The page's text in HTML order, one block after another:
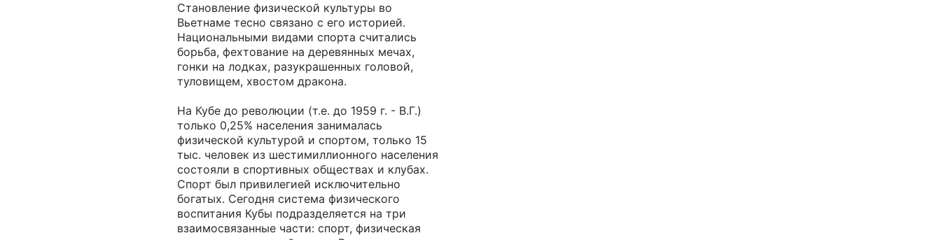
Становление физической культуры во
Вьетнаме тесно связано с его историей.
Национальными видами спорта считались
борьба, фехтование на деревянных мечах,
гонки на лодках, разукрашенных головой,
туловищем, хвостом дракона.
На Кубе до революции (т.е. до 1959 г. - В.Г.)
только 0,25% населения занималась
физической культурой и спортом, только 15
тыс. человек из шестимиллионного населения
состояли в спортивных обществах и клубах.
Спорт был привилегией исключительно
богатых. Сегодня система физического
воспитания Кубы подразделяется на три
взаимосвязанные части: спорт, физическая